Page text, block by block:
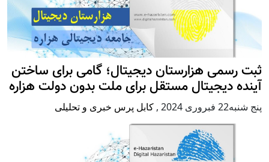
ثبت رسمی هزارستان دیجیتال؛ گامی برای ساختن
آینده دیجیتال مستقل برای ملت بدون دولت هزاره
پنج شنبه22 فبروری 2024 , کابل پرس خبری و تحلیلی